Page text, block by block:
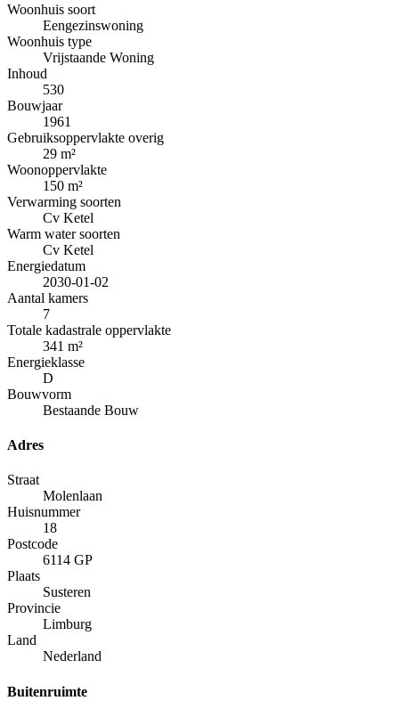
Woonhuis soort
Eengezinswoning
Woonhuis type
Vrijstaande Woning
Inhoud
530
Bouwjaar
1961
Gebruiksoppervlakte overig
29 m²
Woonoppervlakte
150 m²
Verwarming soorten
Cv Ketel
Warm water soorten
Cv Ketel
Energiedatum
2030-01-02
Aantal kamers
7
Totale kadastrale oppervlakte
341 m²
Energieklasse
D
Bouwvorm
Bestaande Bouw
Adres
Straat
Molenlaan
Huisnummer
18
Postcode
6114 GP
Plaats
Susteren
Provincie
Limburg
Land
Nederland
Buitenruimte